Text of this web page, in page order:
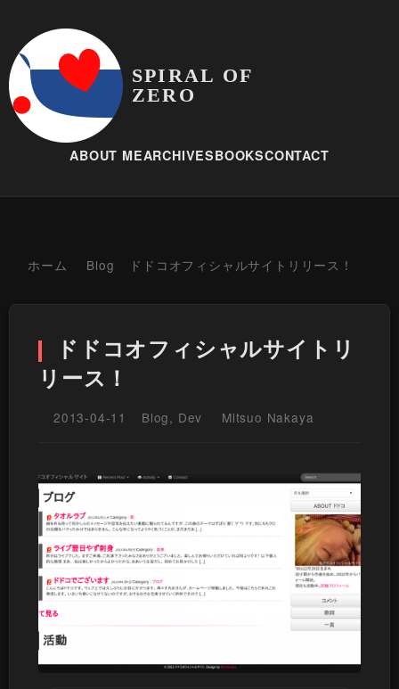
SPIRAL OF
ZERO
ABOUT MEARCHIVESBOOKSCONTACT
ホーム Blog ドドコオフィシャルサイトリリース！
ドドコオフィシャルサイトリ
リース！
2013-04-11 Blog, Dev Mitsuo Nakaya